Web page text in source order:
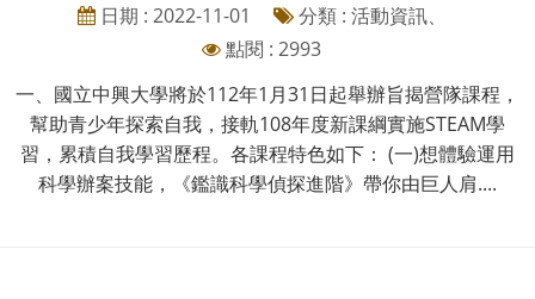
日期 : 2022-11-01
分類 : 活動資訊、
點閱 : 2993
一、國立中興大學將於112年1月31日起舉辦旨揭營隊課程，
幫助青少年探索自我，接軌108年度新課綱實施STEAM學
習，累積自我學習歷程。各課程特色如下： (一)想體驗運用
科學辦案技能，《鑑識科學偵探進階》帶你由巨人肩....